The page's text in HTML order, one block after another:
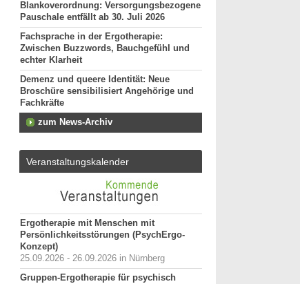
Blankoverordnung: Versorgungsbezogene
Pauschale entfällt ab 30. Juli 2026
Fachsprache in der Ergotherapie:
Zwischen Buzzwords, Bauchgefühl und
echter Klarheit
Demenz und queere Identität: Neue
Broschüre sensibilisiert Angehörige und
Fachkräfte
zum News-Archiv
Veranstaltungskalender
Ergotherapie mit Menschen mit
Persönlichkeitsstörungen (PsychErgo-
Konzept)
25.09.2026 - 26.09.2026 in Nürnberg
Gruppen-Ergotherapie für psychisch